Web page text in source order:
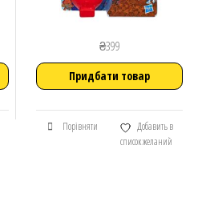
₴399
Придбати товар
Порівняти
Добавить в
список желаний